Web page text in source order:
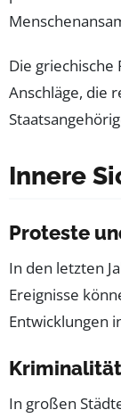
Die
Anschläge, die
Innere
Proteste
In den letzten
Ereignisse
Entwicklungen
In großen